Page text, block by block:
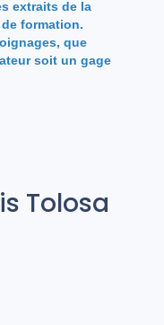
extraits de la
formation.
que
soit un gage
Tolosa